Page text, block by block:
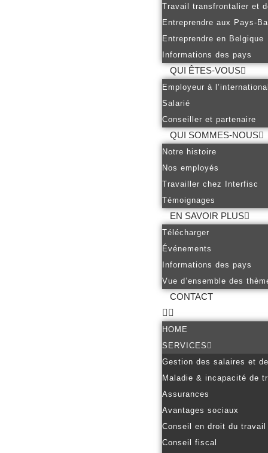
Travail transfrontalier et
Entreprendre aux Pays-
Entreprendre en Belgique
Informations des pays
QUI ÊTES-VOUS
Employeur à l’international
Salarié
Conseiller et partenaire
QUI SOMMES-NOUS
Notre histoire
Nos employés
Travailler chez Interfisc
Témoignages
EN SAVOIR PLUS
Télécharger
Événements
Informations des pays
Vue d’ensemble des
CONTACT
HOME
SERVICES
Gestion des salaires et
Maladie & incapacité de
Assurances
Avantages sociaux
Conseil en droit du travail
Conseil fiscal